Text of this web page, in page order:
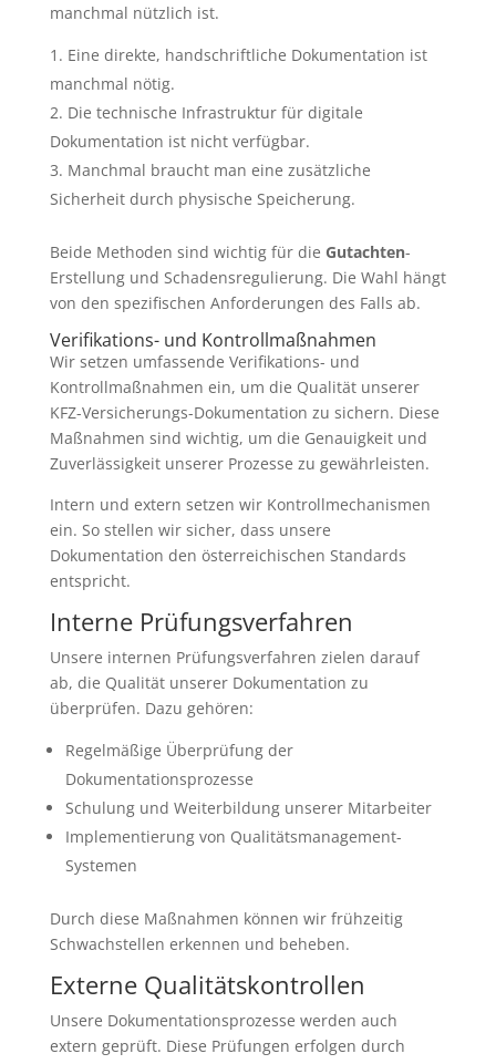
manchmal nützlich ist.
Eine direkte, handschriftliche Dokumentation ist
manchmal nötig.
Die technische Infrastruktur für digitale
Dokumentation ist nicht verfügbar.
Manchmal braucht man eine zusätzliche
Sicherheit durch physische Speicherung.
Beide Methoden sind wichtig für die Gutachten-
Erstellung und Schadensregulierung. Die Wahl hängt
von den spezifischen Anforderungen des Falls ab.
Verifikations- und Kontrollmaßnahmen
Wir setzen umfassende Verifikations- und
Kontrollmaßnahmen ein, um die Qualität unserer
KFZ-Versicherungs-Dokumentation zu sichern. Diese
Maßnahmen sind wichtig, um die Genauigkeit und
Zuverlässigkeit unserer Prozesse zu gewährleisten.
Intern und extern setzen wir Kontrollmechanismen
ein. So stellen wir sicher, dass unsere
Dokumentation den österreichischen Standards
entspricht.
Interne Prüfungsverfahren
Unsere internen Prüfungsverfahren zielen darauf
ab, die Qualität unserer Dokumentation zu
überprüfen. Dazu gehören:
Regelmäßige Überprüfung der
Dokumentationsprozesse
Schulung und Weiterbildung unserer Mitarbeiter
Implementierung von Qualitätsmanagement-
Systemen
Durch diese Maßnahmen können wir frühzeitig
Schwachstellen erkennen und beheben.
Externe Qualitätskontrollen
Unsere Dokumentationsprozesse werden auch
extern geprüft. Diese Prüfungen erfolgen durch